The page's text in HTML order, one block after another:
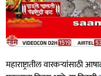
महाराष्ट्रातील वारकऱ्यांसाठी